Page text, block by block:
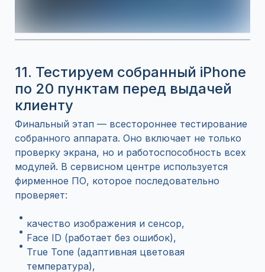
11. Тестируем собранный iPhone
по 20 пунктам перед выдачей
клиенту
Финальный этап — всестороннее тестирование
собранного аппарата. Оно включает не только
проверку экрана, но и работоспособность всех
модулей. В сервисном центре используется
фирменное ПО, которое последовательно
проверяет:
качество изображения и сенсор,
Face ID (работает без ошибок),
True Tone (адаптивная цветовая
температура),